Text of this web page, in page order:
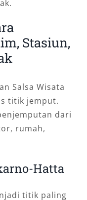
Stasiun,
Salsa Wisata
titik jemput.
dari
rumah,
Hatta
titik paling